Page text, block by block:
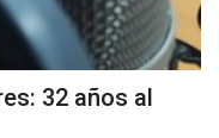
32 años al